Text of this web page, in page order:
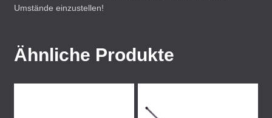
Umstände einzustellen!
Ähnliche Produkte